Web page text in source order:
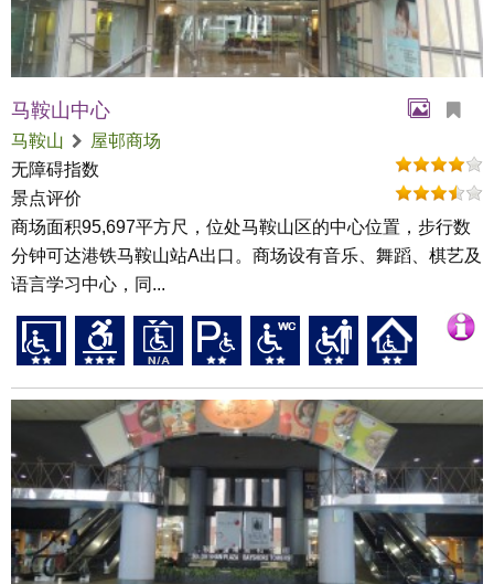
马鞍山中心
马鞍山
屋邨商场
无障碍指数
景点评价
商场面积95,697平方尺，位处马鞍山区的中心位置，步行数
分钟可达港铁马鞍山站A出口。商场设有音乐、舞蹈、棋艺及
语言学习中心，同...